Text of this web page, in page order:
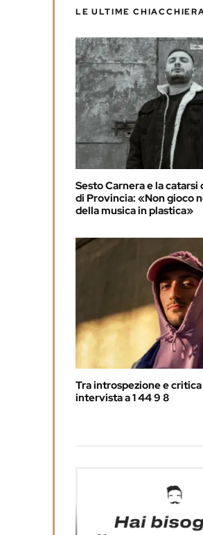
LE ULTIME
Sesto Carnera e la
di Provincia: «Non gioco
della musica in plastica»
Tra introspezione e critica
intervista a 1 44 9 8